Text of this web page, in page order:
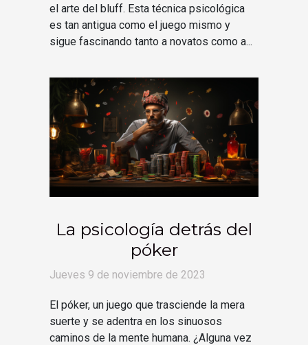
el arte del bluff. Esta técnica psicológica
es tan antigua como el juego mismo y
sigue fascinando tanto a novatos como a...
La psicología detrás del
póker
Jueves 9 de noviembre de 2023
El póker, un juego que trasciende la mera
suerte y se adentra en los sinuosos
caminos de la mente humana. ¿Alguna vez